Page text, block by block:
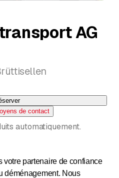
AG
de contact
automatiquement.
votre partenaire de confiance
déménagement. Nous